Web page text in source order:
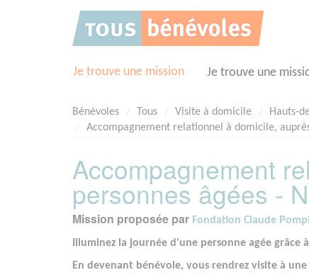
Je trouve une mission Je trouve une
Bénévoles Tous Visite à domicile Hauts-
Accompagnement relationnel à domicile,
Accompagnement
personnes âgées -
Mission proposée par Fondation Claude
Illuminez la journée d'une personne agée grâce
En devenant bénévole, vous rendrez visite à